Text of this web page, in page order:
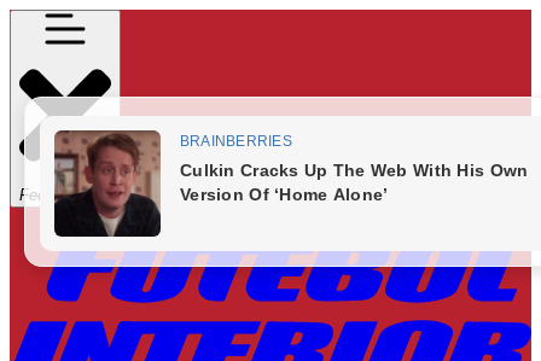
Fechar Menu